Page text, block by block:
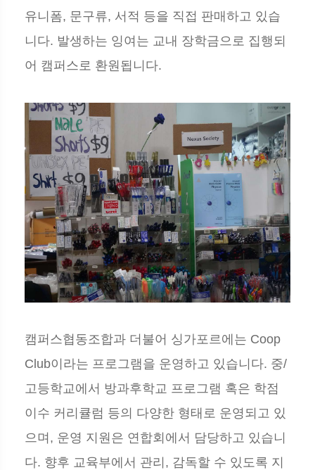
유니폼, 문구류, 서적 등을 직접 판매하고 있습
니다. 발생하는 잉여는 교내 장학금으로 집행되
어 캠퍼스로 환원됩니다.
캠퍼스협동조합과 더불어 싱가포르에는 Coop
Club이라는 프로그램을 운영하고 있습니다. 중/
고등학교에서 방과후학교 프로그램 혹은 학점
이수 커리큘럼 등의 다양한 형태로 운영되고 있
으며, 운영 지원은 연합회에서 담당하고 있습니
다. 향후 교육부에서 관리, 감독할 수 있도록 지